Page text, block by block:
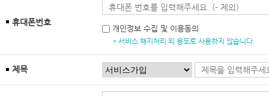
휴대폰번호
개인정보 수집 및 이용동의
* 서비스 해지처리 외 용도로 사용하지 않습니다.
제목